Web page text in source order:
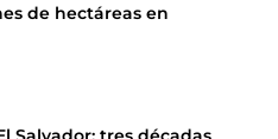
de hectáreas en